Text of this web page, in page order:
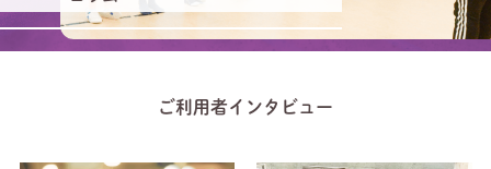
ご利用者インタビュー